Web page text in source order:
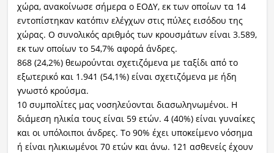
χώρα, ανακοίνωσε σήμερα ο ΕΟΔΥ, εκ των οποίων τα 14
εντοπίστηκαν κατόπιν ελέγχων στις πύλες εισόδου της
χώρας. Ο συνολικός αριθμός των κρουσμάτων είναι 3.589,
εκ των οποίων το 54,7% αφορά άνδρες.
868 (24,2%) θεωρούνται σχετιζόμενα με ταξίδι από το
εξωτερικό και 1.941 (54,1%) είναι σχετιζόμενα με ήδη
γνωστό κρούσμα.
10 συμπολίτες μας νοσηλεύονται διασωληνωμένοι. Η
διάμεση ηλικία τους είναι 59 ετών. 4 (40%) είναι γυναίκες
και οι υπόλοιποι άνδρες. To 90% έχει υποκείμενο νόσημα
ή είναι ηλικιωμένοι 70 ετών και άνω. 121 ασθενείς έχουν